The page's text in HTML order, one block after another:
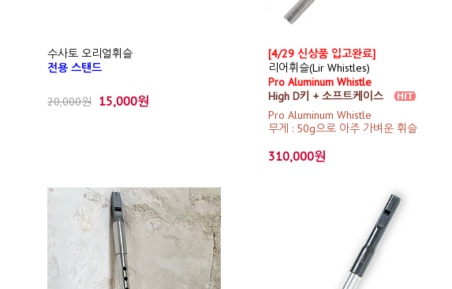
수사토 오리얼휘슬
전용 스탠드
20,000원 15,000원
[4/29 신상품 입고완료]
리어휘슬(Lir Whistles)
Pro Aluminum Whistle
High D키 + 소프트케이스
Pro Aluminum Whistle
무게 : 50g으로 아주 가벼운 휘슬
310,000원